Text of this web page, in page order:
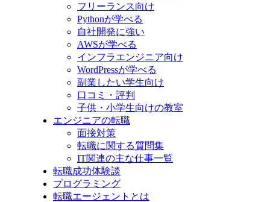
フリーランス向け
Pythonが学べる
自社開発に強い
AWSが学べる
インフラエンジニア向け
WordPressが学べる
副業したい学生向け
口コミ・評判
子供・小学生向けの教室
エンジニアの転職
面接対策
転職に関する質問集
IT関連の主な仕事一覧
転職成功体験談
プログラミング
転職エージェントとは